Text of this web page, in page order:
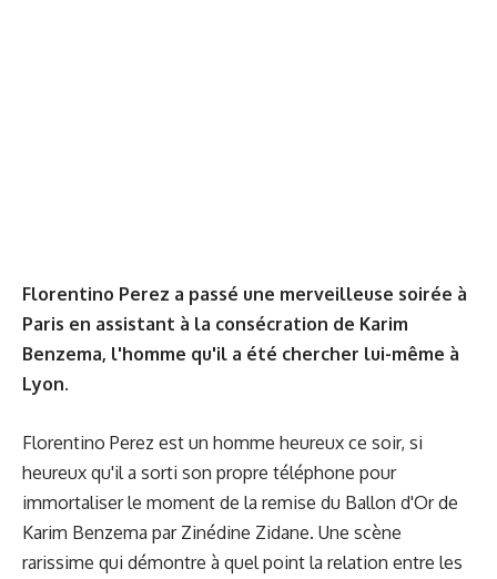
Florentino Perez a passé une merveilleuse soirée à
Paris en assistant à la consécration de Karim
Benzema, l'homme qu'il a été chercher lui-même à
Lyon.
Florentino Perez est un homme heureux ce soir, si
heureux qu'il a sorti son propre téléphone pour
immortaliser le moment de la remise du Ballon d'Or de
Karim Benzema par Zinédine Zidane. Une scène
rarissime qui démontre à quel point la relation entre les